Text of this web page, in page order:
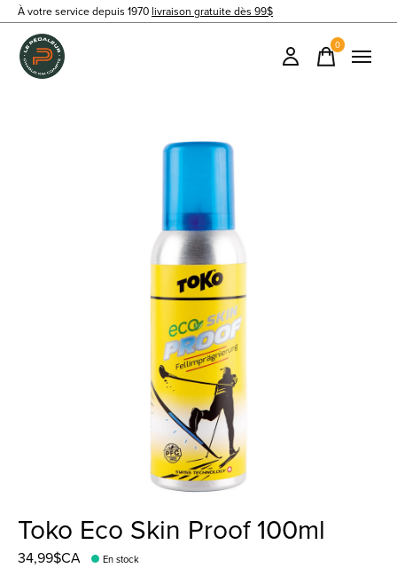
À votre service depuis 1970 livraison gratuite dès 99$
0items
Toko Eco Skin Proof 100ml
34,99$CA En stock